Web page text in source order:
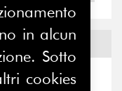
in alcun
Sotto
cookies